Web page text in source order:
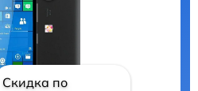
Скидка по